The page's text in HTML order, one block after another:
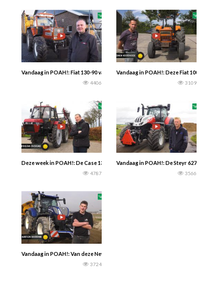
Vandaag in POAH!: Fiat 130-90 van kalverhouder Bert Folbert uit
4406
Vandaag in POAH!: Deze Fiat 1000
3109
Deze week in POAH!: De Case 1394 van boomkweker Krisjan Jochems uit
4787
Vandaag in POAH!: De Steyr 6270. Het
3566
Vandaag in POAH!: Van deze New Holland T7.270 limited edition zijn er maar
3724